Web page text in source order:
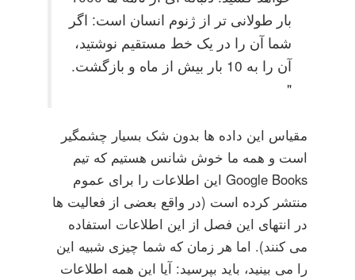
بار طولانی تر از ژنوم انسان است: اگر
شما آن را در یک خط مستقیم نوشتید،
آن را به 10 بار بیش از ماه و بازگشت.
"
مقیاس این داده ها بدون شک بسیار چشمگیر
است و همه ما خوش شانس هستیم که تیم
Google Books این اطلاعات را برای عموم
منتشر کرده است (در واقع بعضی از فعالیت ها
در انتهای این فصل از این اطلاعات استفاده
می کنند). اما هر زمان که شما چیزی شبیه این
را می بینید، باید بپرسید: آیا این همه اطلاعات